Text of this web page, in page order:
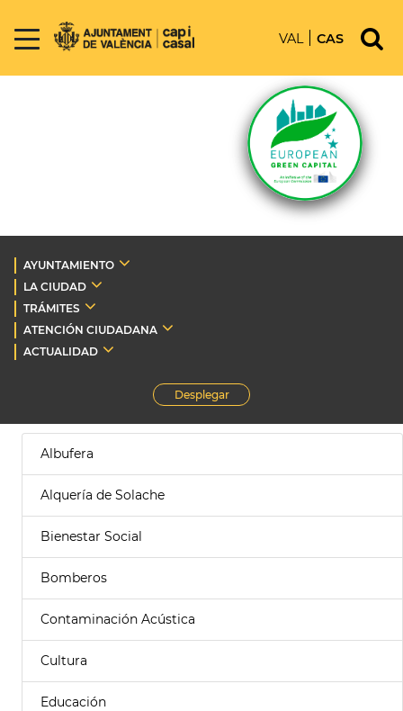
VAL CAS
AYUNTAMIENTO
LA CIUDAD
TRÁMITES
ATENCIÓN CIUDADANA
ACTUALIDAD
Desplegar
Albufera
Alquería de Solache
Bienestar Social
Bomberos
Contaminación Acústica
Cultura
Educación